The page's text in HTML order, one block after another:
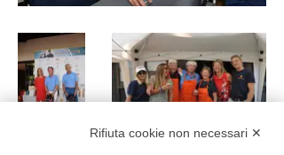
Rifiuta cookie non necessari ✕